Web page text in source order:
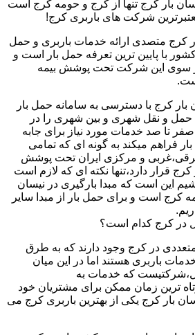
بار کرج تنها از کرج و حومه کرج است
شرکت های باربری کرج!
کرج متصدی ارائه خدمات باربری و حمل
با پایین ترین تعرفه حمل بار است و
سوی این شرکت تحت پوشش بیمه
کرج با دسترسی به سامانه حمل بار
حمل و نقل شهری و بین شهری را در
صفر تا صد خدمات مورد نیاز برای جابه
فراهم میکند به گونه ای که تمامی
و مرکزی ایران تحت پوشش
قرار دارد،تنها نکته ای که لازم است
این است که مبدا بارگیری در نیسان
کرج است و برای حمل بار از مبدا سایر
در کرج کدام است؟
در کرج وجود دارند که به طرق
باربری هستند اما در این میان
که خدمات به
ترین زمان ممکن برای مشتریان خود
بار کرج یکی از بهترین باربری کرج می